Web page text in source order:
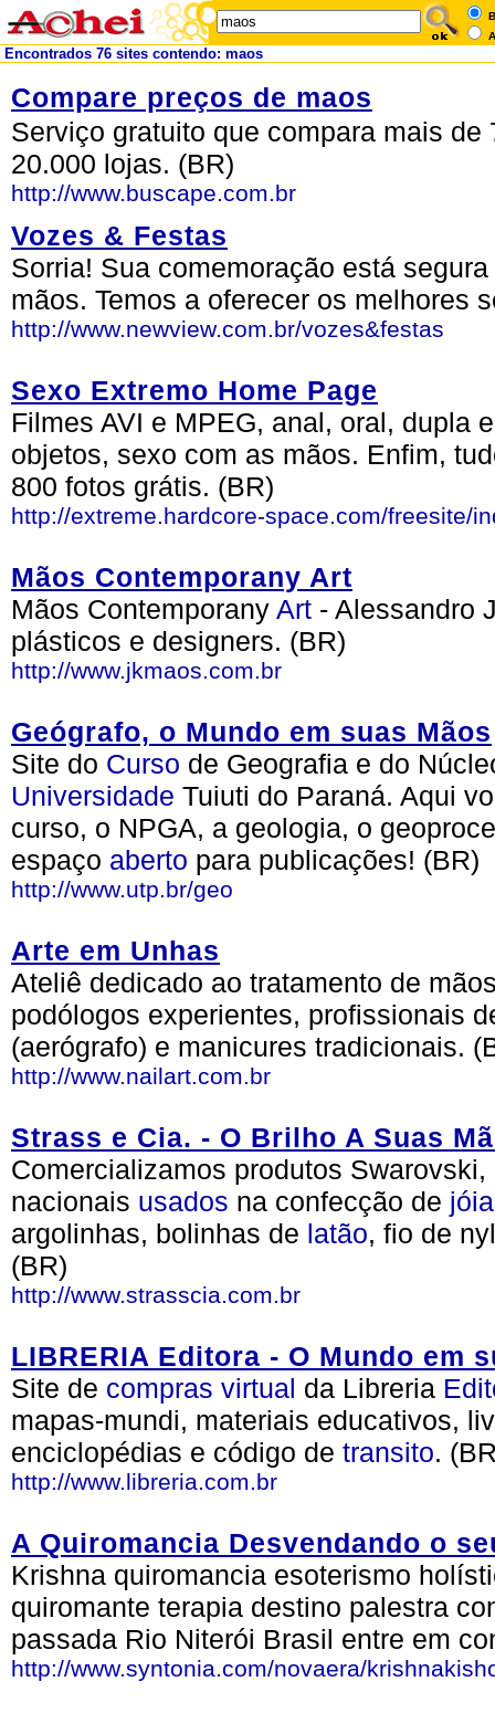
Encontrados 76 sites contendo: maos
Compare preços de maos
Serviço gratuito que compara mais
20.000 lojas. (BR)
http://www.buscape.com.br
Vozes & Festas
Sorria! Sua comemoração está
mãos. Temos a oferecer os melhores
http://www.newview.com.br/vozes&festas
Sexo Extremo Home Page
Filmes AVI e MPEG, anal, oral, dupla
objetos, sexo com as mãos. Enfim,
800 fotos grátis. (BR)
http://extreme.hardcore-space.com/freesite/
Mãos Contemporany Art
Mãos Contemporany Art - Alessandro
plásticos e designers. (BR)
http://www.jkmaos.com.br
Geógrafo, o Mundo em suas Mãos
Site do Curso de Geografia e do
Universidade Tuiuti do Paraná. Aqui
curso, o NPGA, a geologia, o
espaço aberto para publicações! (BR)
http://www.utp.br/geo
Arte em Unhas
Ateliê dedicado ao tratamento de
podólogos experientes, profissionais
(aerógrafo) e manicures tradicionais.
http://www.nailart.com.br
Strass e Cia. - O Brilho A Suas
Comercializamos produtos
nacionais usados na confecção de
argolinhas, bolinhas de latão, fio de
(BR)
http://www.strasscia.com.br
LIBRERIA Editora - O Mundo em
Site de compras virtual da Libreria
mapas-mundi, materiais educativos,
enciclopédias e código de transito.
http://www.libreria.com.br
A Quiromancia Desvendando o
Krishna quiromancia esoterismo
quiromante terapia destino palestra
passada Rio Niterói Brasil entre em
http://www.syntonia.com/novaera/